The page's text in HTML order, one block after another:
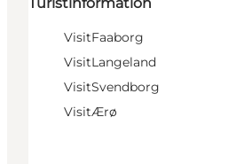
Turistinformation
VisitFaaborg
VisitLangeland
VisitSvendborg
VisitÆrø